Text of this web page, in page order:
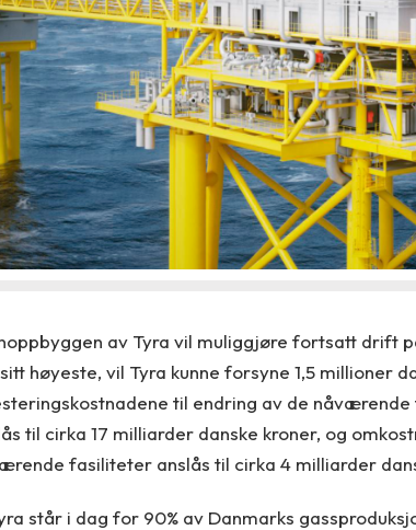
av Tyra vil muliggjøre fortsatt drift
høyeste, vil Tyra kunne forsyne 1,5 millioner
til endring av de
til cirka 17 milliarder danske kroner, og
fasiliteter anslås til cirka 4 milliarder
står i dag for 90% av Danmarks